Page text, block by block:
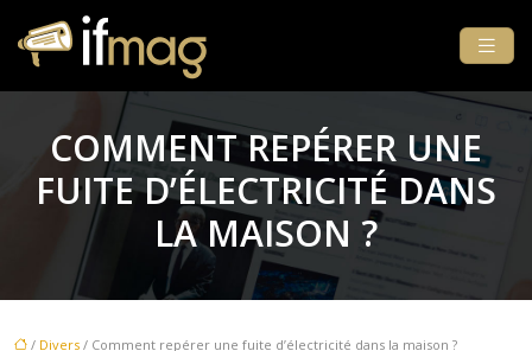
COMMENT REPÉRER UNE
FUITE D’ÉLECTRICITÉ DANS
LA MAISON ?
/ Divers / Comment repérer une fuite d’électricité dans la maison ?